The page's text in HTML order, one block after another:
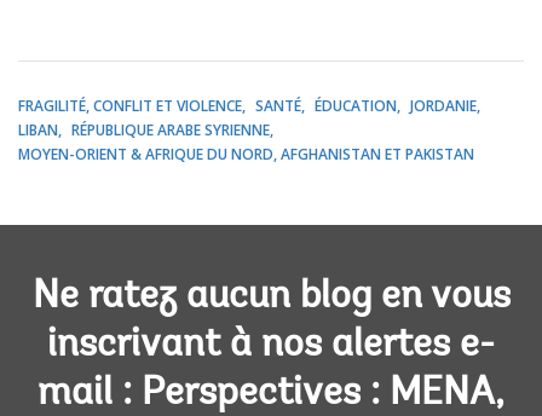
FRAGILITÉ, CONFLIT ET VIOLENCE SANTÉ ÉDUCATION
JORDANIE
LIBAN
RÉPUBLIQUE ARABE SYRIENNE
MOYEN-ORIENT & AFRIQUE DU NORD, AFGHANISTAN ET PAKISTAN
Ne ratez aucun blog en vous
inscrivant à nos alertes e-
mail : Perspectives : MENA,